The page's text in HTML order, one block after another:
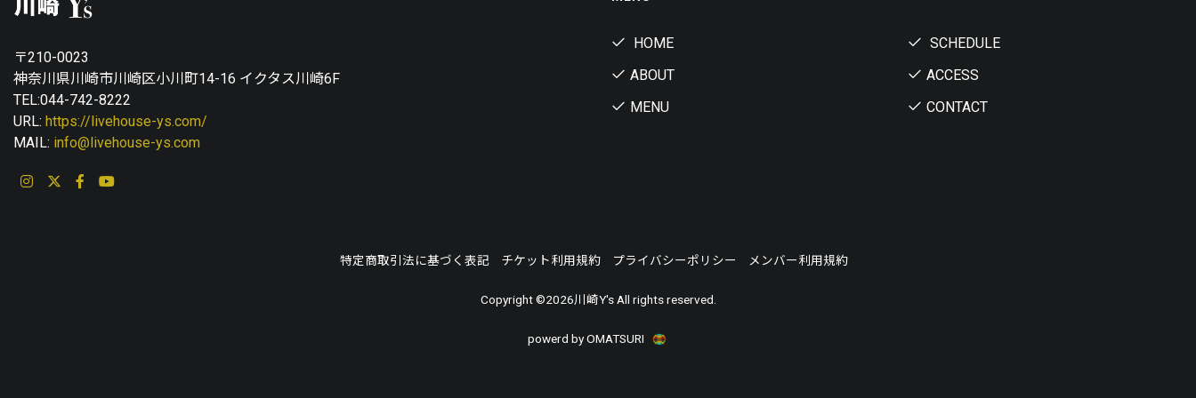
〒210-0023
神奈川県川崎市川崎区小川町14-16 イクタス川崎6F
TEL:044-742-8222
URL: https://livehouse-ys.com/
MAIL: info@livehouse-ys.com
HOME
SCHEDULE
ABOUT
ACCESS
MENU
CONTACT
特定商取引法に基づく表記 チケット利用規約 プライバシーポリシー メンバー利用規約
Copyright ©2026川崎Y's All rights reserved.
powerd by OMATSURI